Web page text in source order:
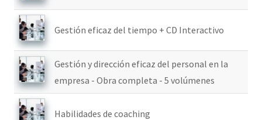
Gestión eficaz del tiempo + CD Interactivo
Gestión y dirección eficaz del personal en la
empresa - Obra completa - 5 volúmenes
Habilidades de coaching